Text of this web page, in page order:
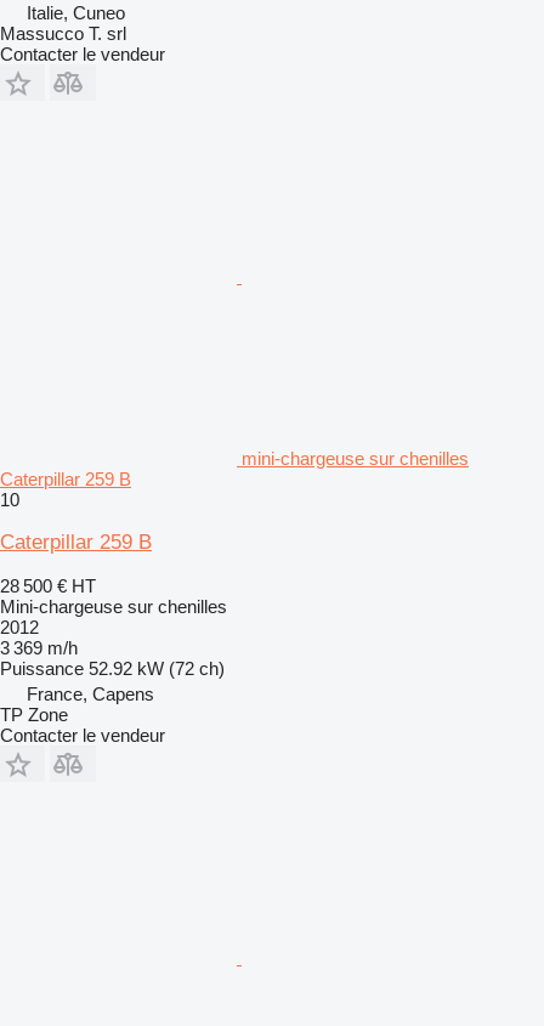
Italie, Cuneo
Massucco T. srl
Contacter le vendeur
mini-chargeuse sur chenilles
Caterpillar 259 B
10
Caterpillar 259 B
28 500 € HT
Mini-chargeuse sur chenilles
2012
3 369 m/h
Puissance 52.92 kW (72 ch)
France, Capens
TP Zone
Contacter le vendeur